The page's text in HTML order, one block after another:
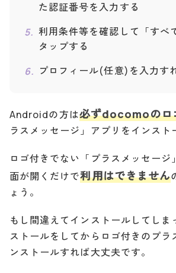
た認証番号を入力する
利用条件等を確認して「すべ
タップする
プロフィール(任意)を入力す
Androidの方は必ずdocomoのロ
ラスメッセージ」アプリをインスト
ロゴ付きでない「プラスメッセージ
面が開くだけで利用はできません
ょう。
もし間違えてインストールしてしま
ストールをしてからロゴ付きのプラ
ンストールすれば大丈夫です。